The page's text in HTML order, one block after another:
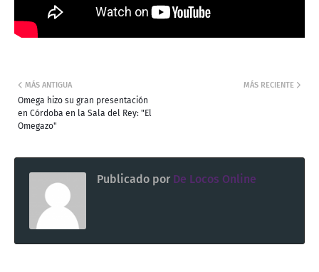
MÁS RECIENTE
MÁS ANTIGUA
Omega hizo su gran presentación
en Córdoba en la Sala del Rey: "El
Omegazo"
Publicado por De Locos Online